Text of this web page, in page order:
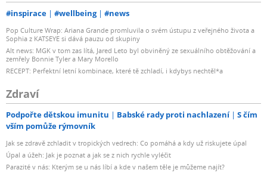
#inspirace #wellbeing #news
Pop Culture Wrap: Ariana Grande promluvila o svém ústupu z veřejného života a
Sophia z KATSEYE si dává pauzu od skupiny
Alt news: MGK v tom zas lítá, Jared Leto byl obviněný ze sexuálního obtěžování a
zemřely Bonnie Tyler a Mary Morello
RECEPT: Perfektní letní kombinace, které tě zchladí, i kdybys nechtěl*a
Zdraví
Podpořte dětskou imunitu Babské rady proti nachlazení
S čím
vším pomůže rýmovník
Jak se zdravě zchladit v tropických vedrech: Co pomáhá a kdy už riskujete úpal
Úpal a úžeh: Jak je poznat a jak se z nich rychle vyléčit
Parazité v nás: Kterým se u nás líbí a kde v našem těle je můžeme najít?